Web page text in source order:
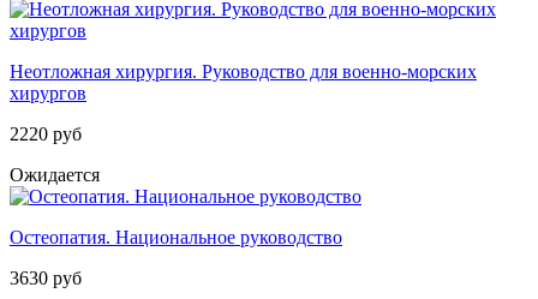
Неотложная хирургия. Руководство для военно-морских
хирургов
2220 руб
Ожидается
Остеопатия. Национальное руководство
3630 руб